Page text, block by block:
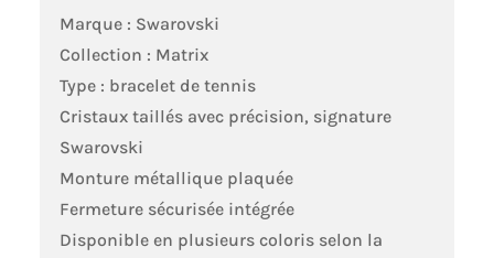
Marque : Swarovski
Collection : Matrix
Type : bracelet de tennis
Cristaux taillés avec précision, signature
Swarovski
Monture métallique plaquée
Fermeture sécurisée intégrée
Disponible en plusieurs coloris selon la